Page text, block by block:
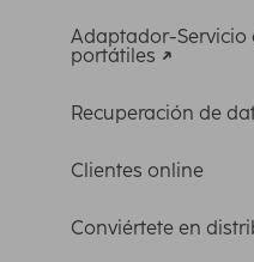
Adaptador-Servicio
portátiles
Recuperación de
Clientes online
Conviértete en